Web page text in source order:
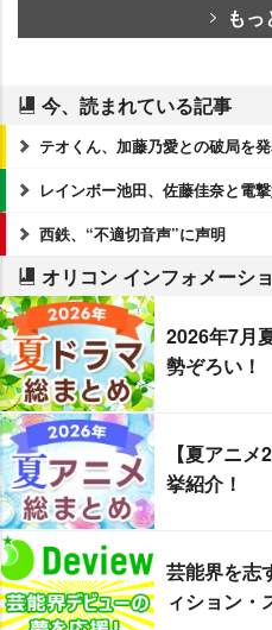
もっ
今、読まれている記事
テオくん、加藤乃愛との破局を
レインボー池田、佐藤佳奈と電
西鉄、“不適切音声”に声明
オリコン インフォメーシ
2026年7月
勢ぞろい！
【夏アニ
挙紹介！
芸能界を志
ィション・